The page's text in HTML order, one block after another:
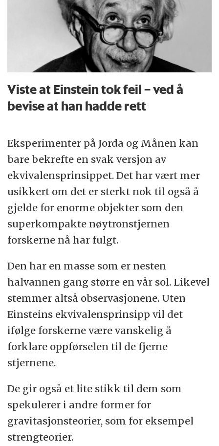
Viste at Einstein tok feil – ved å
bevise at han hadde rett
Eksperimenter på Jorda og Månen kan
bare bekrefte en svak versjon av
ekvivalensprinsippet. Det har vært mer
usikkert om det er sterkt nok til også å
gjelde for enorme objekter som den
superkompakte nøytronstjernen
forskerne nå har fulgt.
Den har en masse som er nesten
halvannen gang større en vår sol. Likevel
stemmer altså observasjonene. Uten
Einsteins ekvivalensprinsipp vil det
ifølge forskerne være vanskelig å
forklare oppførselen til de fjerne
stjernene.
De gir også et lite stikk til dem som
spekulerer i andre former for
gravitasjonsteorier, som for eksempel
strengteorier.